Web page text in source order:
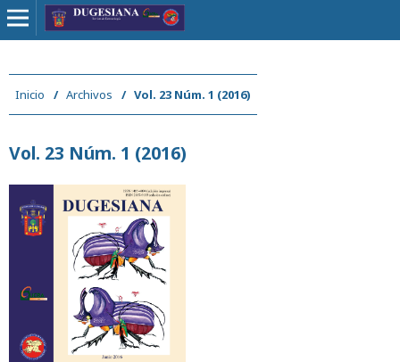
Inicio / Archivos / Vol. 23 Núm. 1 (2016)
Vol. 23 Núm. 1 (2016)